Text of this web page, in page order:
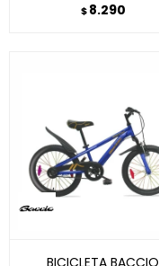
$ 8.290
BICICLETA BACCIO